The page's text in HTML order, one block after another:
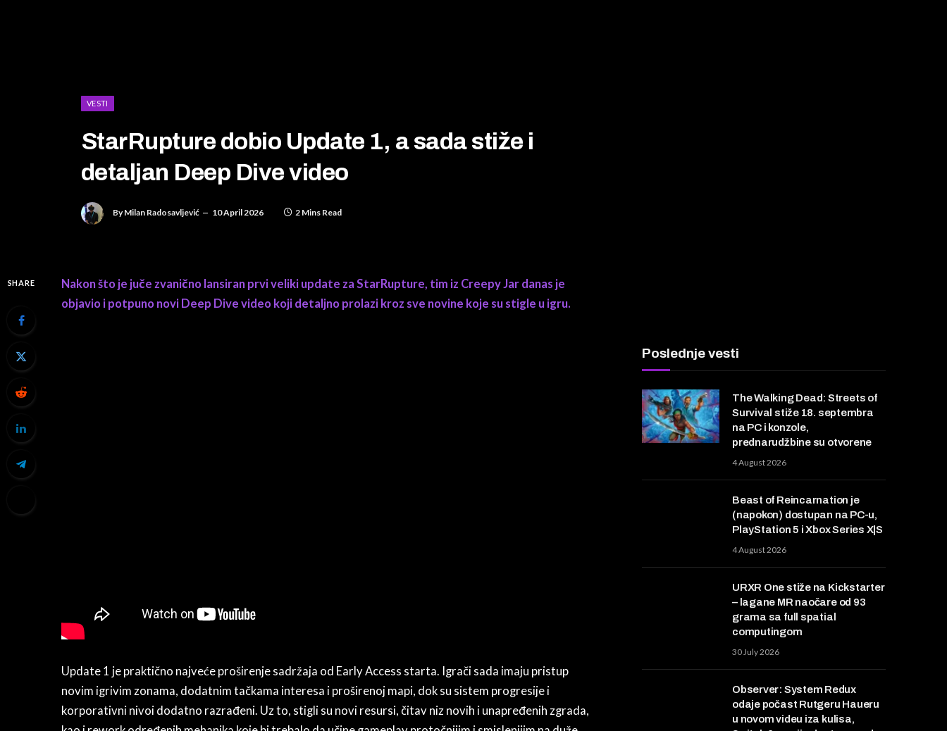
VESTI
StarRupture dobio Update 1, a sada stiže i
detaljan Deep Dive video
By Milan Radosavljević 10 April 2026 2 Mins Read
SHARE
Nakon što je juče zvanično lansiran prvi veliki update za StarRupture, tim iz Creepy Jar danas je
objavio i potpuno novi Deep Dive video koji detaljno prolazi kroz sve novine koje su stigle u igru.
Update 1 je praktično najveće proširenje sadržaja od Early Access starta. Igrači sada imaju pristup
novim igrivim zonama, dodatnim tačkama interesa i proširenoj mapi, dok su sistem progresije i
korporativni nivoi dodatno razrađeni. Uz to, stigli su novi resursi, čitav niz novih i unapređenih zgrada,
Poslednje vesti
The Walking Dead: Streets of
Survival stiže 18. septembra
na PC i konzole,
prednarudžbine su otvorene
4 August 2026
Beast of Reincarnation je
(napokon) dostupan na PC-u,
PlayStation 5 i Xbox Series X|S
4 August 2026
URXR One stiže na Kickstarter
– lagane MR naočare od 93
grama sa full spatial
computingom
30 July 2026
Observer: System Redux
odaje počast Rutgeru Haueru
u novom videu iza kulisa,